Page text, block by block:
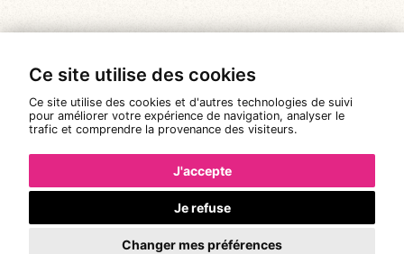
Ce site utilise des cookies
Ce site utilise des cookies et d'autres technologies de suivi
pour améliorer votre expérience de navigation, analyser le
trafic et comprendre la provenance des visiteurs.
J'accepte
Je refuse
Changer mes préférences
© Tous droits réservés 2026 |
Le Baiser Salé
Mentions légales
Politique de confidentialité
Conditions Générales de Vente
Réalisation :Pixéine